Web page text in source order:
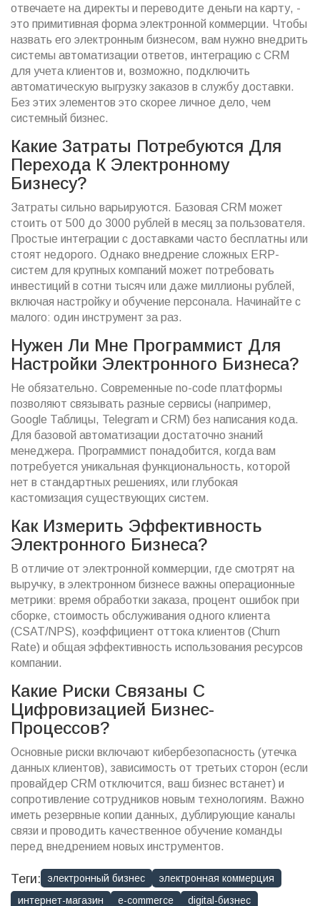
отвечаете на директы и переводите деньги на карту, -
это примитивная форма электронной коммерции. Чтобы
назвать его электронным бизнесом, вам нужно внедрить
системы автоматизации ответов, интеграцию с CRM
для учета клиентов и, возможно, подключить
автоматическую выгрузку заказов в службу доставки.
Без этих элементов это скорее личное дело, чем
системный бизнес.
Какие Затраты Потребуются Для
Перехода К Электронному
Бизнесу?
Затраты сильно варьируются. Базовая CRM может
стоить от 500 до 3000 рублей в месяц за пользователя.
Простые интеграции с доставками часто бесплатны или
стоят недорого. Однако внедрение сложных ERP-
систем для крупных компаний может потребовать
инвестиций в сотни тысяч или даже миллионы рублей,
включая настройку и обучение персонала. Начинайте с
малого: один инструмент за раз.
Нужен Ли Мне Программист Для
Настройки Электронного Бизнеса?
Не обязательно. Современные no-code платформы
позволяют связывать разные сервисы (например,
Google Таблицы, Telegram и CRM) без написания кода.
Для базовой автоматизации достаточно знаний
менеджера. Программист понадобится, когда вам
потребуется уникальная функциональность, которой
нет в стандартных решениях, или глубокая
кастомизация существующих систем.
Как Измерить Эффективность
Электронного Бизнеса?
В отличие от электронной коммерции, где смотрят на
выручку, в электронном бизнесе важны операционные
метрики: время обработки заказа, процент ошибок при
сборке, стоимость обслуживания одного клиента
(CSAT/NPS), коэффициент оттока клиентов (Churn
Rate) и общая эффективность использования ресурсов
компании.
Какие Риски Связаны С
Цифровизацией Бизнес-
Процессов?
Основные риски включают кибербезопасность (утечка
данных клиентов), зависимость от третьих сторон (если
провайдер CRM отключится, ваш бизнес встанет) и
сопротивление сотрудников новым технологиям. Важно
иметь резервные копии данных, дублирующие каналы
связи и проводить качественное обучение команды
перед внедрением новых инструментов.
Теги: электронный бизнес
электронная коммерция
интернет-магазин
e-commerce digital-бизнес